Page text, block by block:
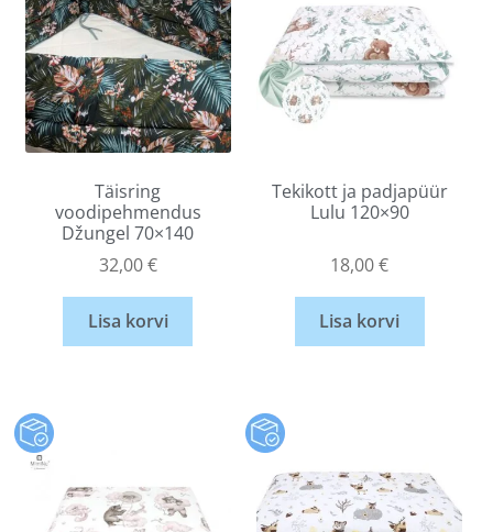
Täisring
voodipehmendus
Džungel 70×140
32,00€
Lisa korvi
Tekikott ja padjapüür
Lulu 120×90
18,00€
Lisa korvi